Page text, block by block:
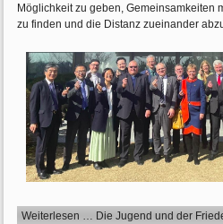
Möglichkeit zu geben, Gemeinsamkeiten
zu finden und die Distanz zueinander
Weiterlesen … Die Jugend und der